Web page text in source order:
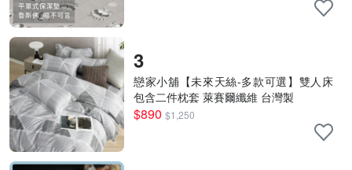
3
戀家小舖【未來天絲-多款可選】雙人床
包含二件枕套 萊賽爾纖維 台灣製
$890 $1,250